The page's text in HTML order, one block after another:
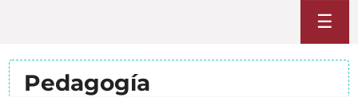
☰
Pedagogía